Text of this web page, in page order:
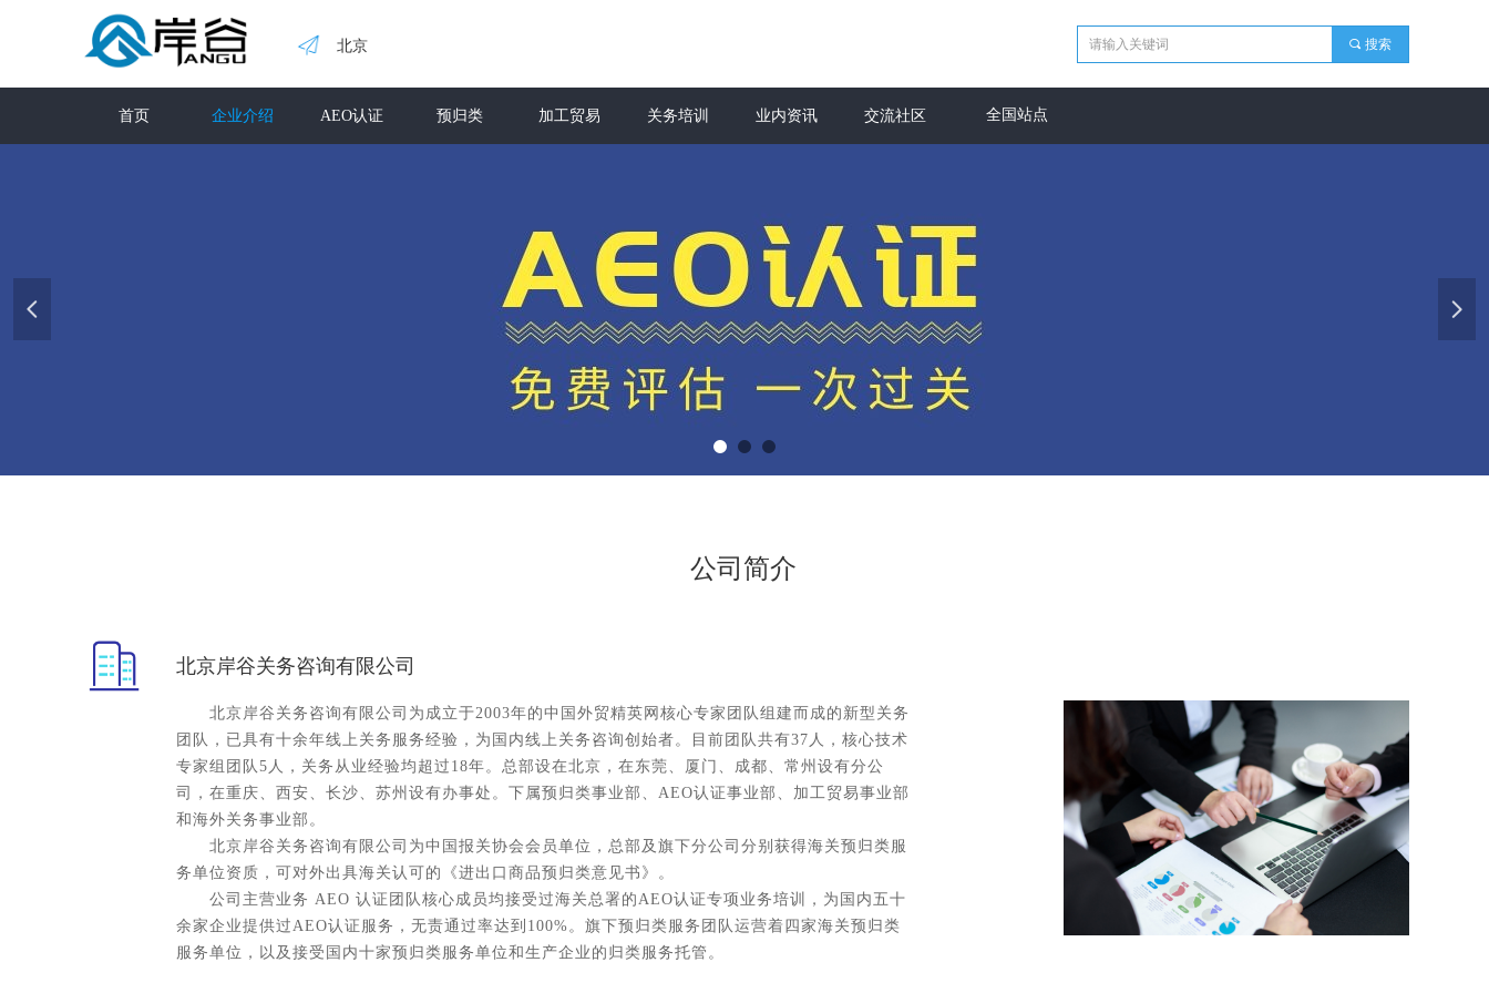
首页 企业介绍 AEO认证 预归类 加工贸易 关务培训 业内资讯 交流社区 全国站点
끠 搜索
北京
넳 넲
北京岸谷关务咨询有限公司为成立于2003年的中国外贸精英网核心专家团队组建而成的新型关务
团队，已具有十余年线上关务服务经验，为国内线上关务咨询创始者。目前团队共有37人，核心技术
专家组团队5人，关务从业经验均超过18年。总部设在北京，在东莞、厦门、成都、常州设有分公
司，在重庆、西安、长沙、苏州设有办事处。下属预归类事业部、AEO认证事业部、加工贸易事业部
和海外关务事业部。
北京岸谷关务咨询有限公司为中国报关协会会员单位，总部及旗下分公司分别获得海关预归类服
务单位资质，可对外出具海关认可的《进出口商品预归类意见书》。
公司主营业务 AEO 认证团队核心成员均接受过海关总署的AEO认证专项业务培训，为国内五十
余家企业提供过AEO认证服务，无责通过率达到100%。旗下预归类服务团队运营着四家海关预归类
服务单位，以及接受国内十家预归类服务单位和生产企业的归类服务托管。
北京岸谷关务咨询有限公司
公司简介